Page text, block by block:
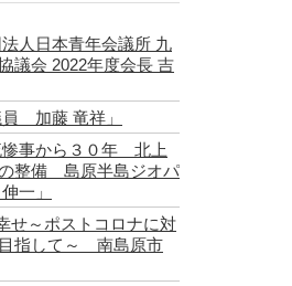
人日本青年会議所 九
議会 2022年度会長 吉
加藤 竜祥」
惨事から３０年 北上
整備 島原半島ジオパ
一」
せ～ポストコロナに対
指して～ 南島原市